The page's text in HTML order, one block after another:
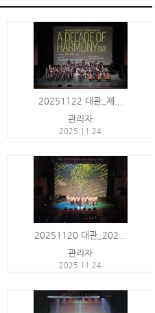
20251122 대관_제...
관리자
2025.11.24
20251120 대관_202...
관리자
2025.11.24